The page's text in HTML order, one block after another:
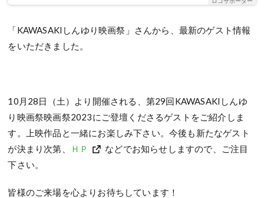
「KAWASAKIしんゆり映画祭」さんから、最新のゲスト情報
をいただきました。
10月28日（土）より開催される、第29回KAWASAKIしんゆ
り映画祭映画祭2023にご登壇くださるゲストをご紹介しま
す。上映作品と一緒にお楽しみ下さい。今後も新たなゲスト
が決まり次第、
ＨＰ
などでお知らせしますので、ご注目
下さい。
皆様のご来場を心よりお待ちしています！